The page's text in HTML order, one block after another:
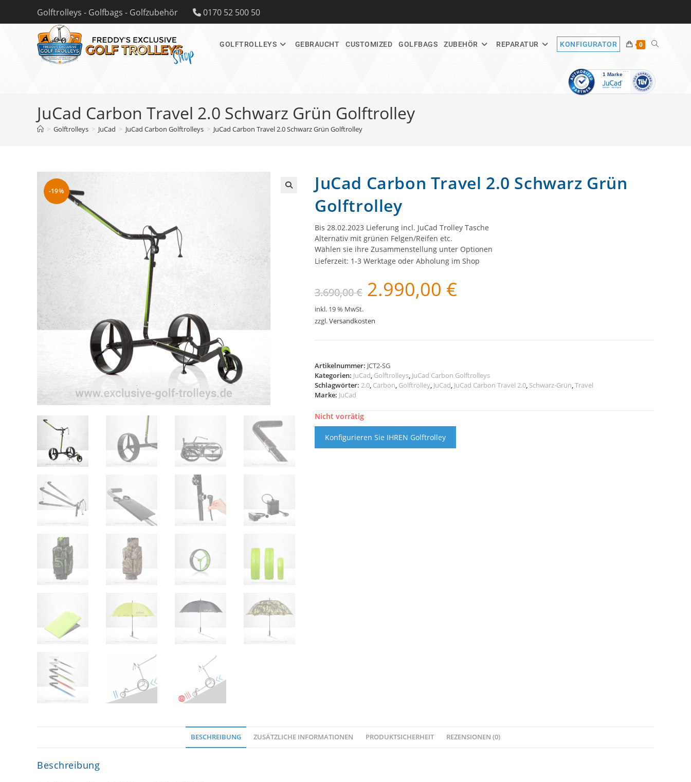
springen
Golftrolleys - Golfbags - Golfzubehör 0170 52 500 50
GOLFTROLLEYS GEBRAUCHT CUSTOMIZED GOLFBAGS ZUBEHÖR REPARATUR KONFIGURATOR 0 WEBSITE-
SUCHE
JuCad Carbon Travel 2.0 Schwarz Grün Golftrolley
> Golftrolleys > JuCad > JuCad Carbon Golftrolleys > JuCad Carbon Travel 2.0 Schwarz Grün Golftrolley
-19%
JuCad Carbon Travel 2.0 Schwarz Grün
Golftrolley
Bis 28.02.2023 Lieferung incl. JuCad Trolley Tasche
Alternativ mit grünen Felgen/Reifen etc.
Wählen sie ihre Zusammenstellung unter Optionen
Lieferzeit: 1-3 Werktage oder Abholung im Shop
3.690,00€
Ursprünglicher
Preis
war:
2.990,00 €Aktueller
inkl. 19 % MwSt.
zzgl.Versandkosten
Artikelnummer: JCT2-SG
Kategorien: JuCad, Golftrolleys, JuCad Carbon Golftrolleys
Schlagwörter: 2.0, Carbon, Golftrolley, JuCad, JuCad Carbon Travel 2.0, Schwarz-Grün,Travel
Marke: JuCad
Nicht vorrätig
Konfigurieren Sie IHREN Golftrolley
BESCHREIBUNG ZUSÄTZLICHE INFORMATIONEN PRODUKTSICHERHEIT REZENSIONEN (0)
Beschreibung